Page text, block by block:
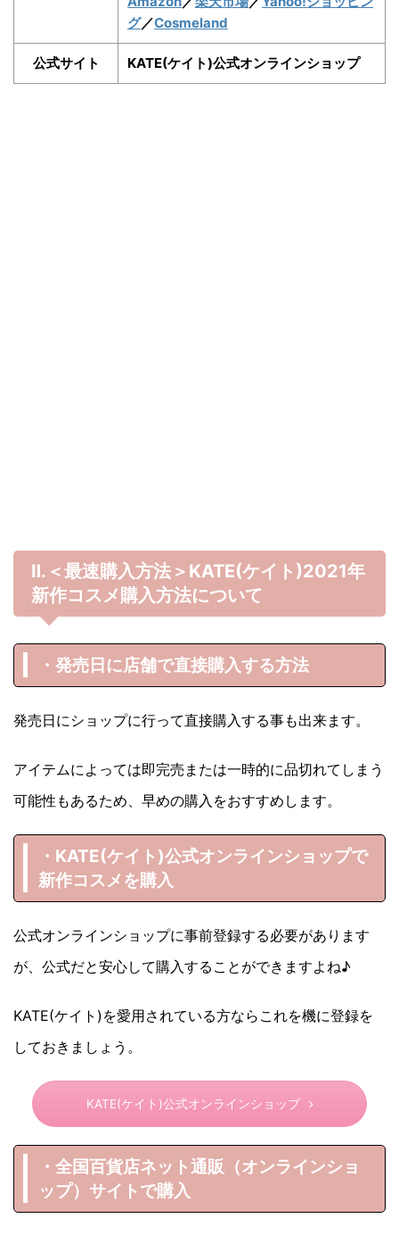
グ／Cosmeland
公式サイト KATE(ケイト)公式オンラインショップ
Ⅱ.＜最速購入方法＞KATE(ケイト)2021年
新作コスメ購入方法について
・発売日に店舗で直接購入する方法
発売日にショップに行って直接購入する事も出来ます。
アイテムによっては即完売または一時的に品切れてしまう
可能性もあるため、早めの購入をおすすめします。
・KATE(ケイト)公式オンラインショップで
新作コスメを購入
公式オンラインショップに事前登録する必要があります
が、公式だと安心して購入することができますよね♪
KATE(ケイト)を愛用されている方ならこれを機に登録を
しておきましょう。
KATE(ケイト)公式オンラインショップ
・全国百貨店ネット通販（オンラインショ
ップ）サイトで購入